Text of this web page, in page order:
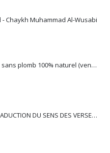
Chaykh Muhammad Al-Wusabi
Khôl traditionnel sans plomb 100% naturel (vendu avec son mirwed)
LE CORAN ; LA TRADUCTION DU SENS DES VERSET - EDITION TAWBAH